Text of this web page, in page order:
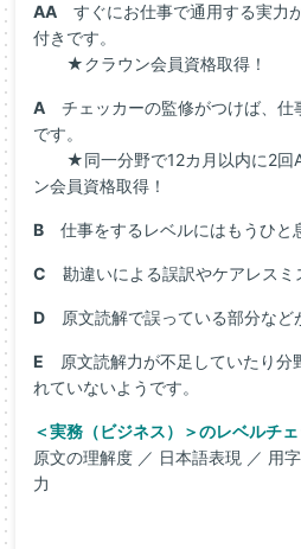
AA すぐにお仕事で通用する実力
付きです。
★クラウン会員資格取得！
A チェッカーの監修がつけば、仕
です。
★同一分野で12カ月以内に2回A
ン会員資格取得！
B 仕事をするレベルにはもうひと
C 勘違いによる誤訳やケアレスミ
D 原文読解で誤っている部分など
E 原文読解力が不足していたり分
れていないようです。
＜実務（ビジネス）＞のレベルチ
原文の理解度 ／ 日本語表現 ／ 用
力